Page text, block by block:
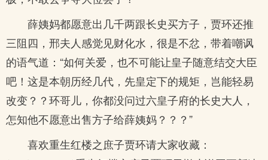
薛姨妈都愿意出几千两跟长史买方子，贾环还推
三阻四，邢夫人感觉见财化水，很是不忿，带着嘲讽
的语气道：“如何关爱，也不可能让皇子随意结交大臣
吧！这是本朝历经几代，先皇定下的规矩，岂能轻易
改变？？环哥儿，你都没问过六皇子府的长史大人，
怎知他不愿意出售方子给薛姨妈？？？”
喜欢重生红楼之庶子贾环请大家收藏：